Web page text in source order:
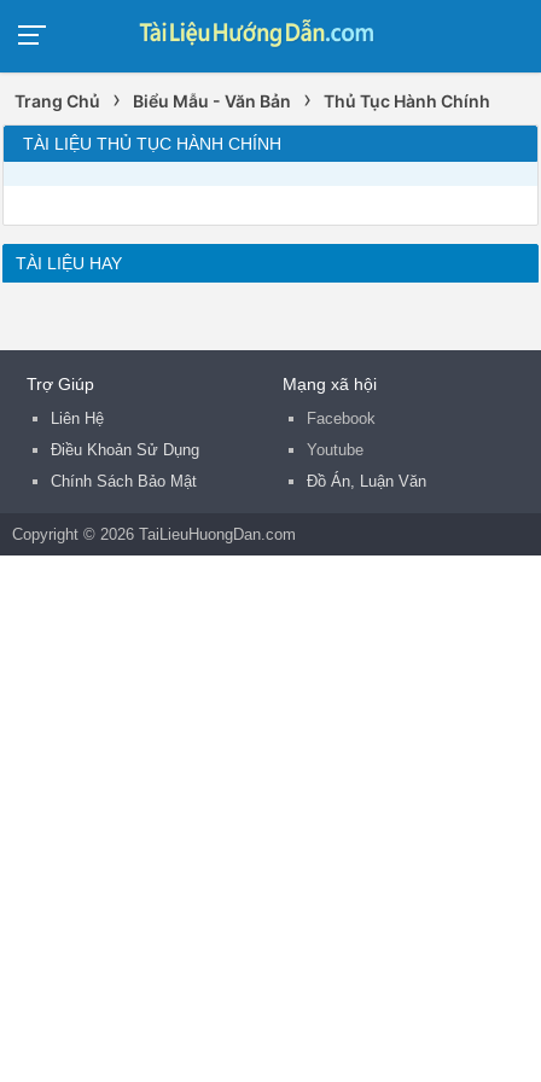
Trang Chủ › Biểu Mẫu - Văn Bản › Thủ Tục Hành Chính
TÀI LIỆU THỦ TỤC HÀNH CHÍNH
TÀI LIỆU HAY
Trợ Giúp
Liên Hệ
Điều Khoản Sử Dụng
Chính Sách Bảo Mật
Mạng xã hội
Facebook
Youtube
Đồ Án, Luận Văn
Copyright © 2026 TaiLieuHuongDan.com